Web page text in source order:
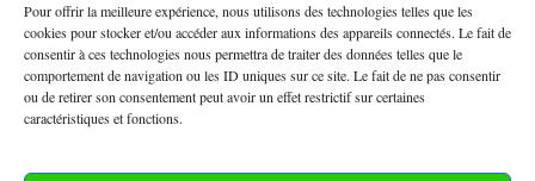
Pour offrir la meilleure expérience, nous utilisons des technologies telles que les
cookies pour stocker et/ou accéder aux informations des appareils connectés. Le fait de
consentir à ces technologies nous permettra de traiter des données telles que le
comportement de navigation ou les ID uniques sur ce site. Le fait de ne pas consentir
ou de retirer son consentement peut avoir un effet restrictif sur certaines
caractéristiques et fonctions.
Finaldées EURL
Siège social : 13 avenue Boudon, 75016, Paris
Nous contacter